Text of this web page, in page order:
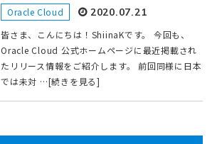
Oracle Cloud 2020.07.21
皆さま、こんにちは！ShiinaKです。 今回も、
Oracle Cloud 公式ホームページに最近掲載され
たリリース情報をご紹介します。 前回同様に日本
では未対 …[続きを見る]